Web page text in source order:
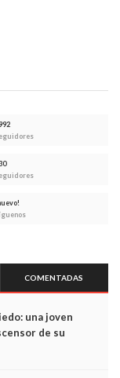
COMENTADAS
una joven
de su
últimos minutos